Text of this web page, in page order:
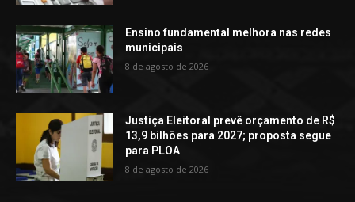
Ensino fundamental melhora nas redes
municipais
8 de agosto de 2026
Justiça Eleitoral prevê orçamento de R$
13,9 bilhões para 2027; proposta segue
para PLOA
8 de agosto de 2026